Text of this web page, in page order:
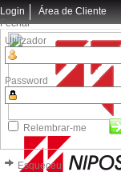
Login
Fechar
Utilizador
Password
Relembrar-me
Esqueceu
Área de Cliente